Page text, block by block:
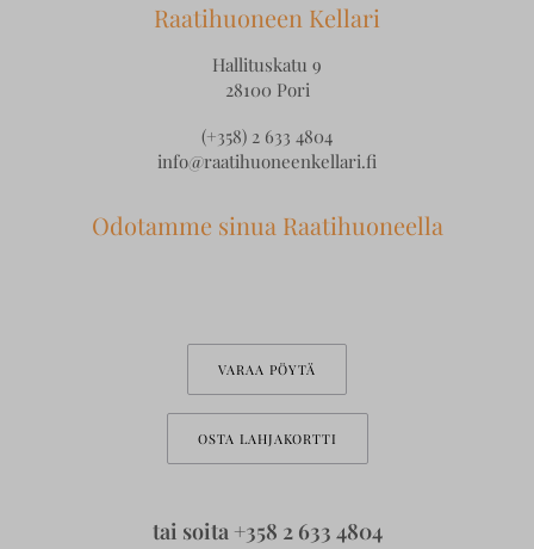
Raatihuoneen Kellari
Hallituskatu 9
28100 Pori
(+358) 2 633 4804
info@raatihuoneenkellari.fi
Odotamme sinua Raatihuoneella
VARAA PÖYTÄ
OSTA LAHJAKORTTI
tai soita +358 2 633 4804